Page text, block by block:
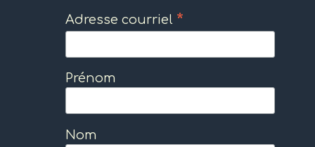
Adresse courriel *
Prénom
Nom